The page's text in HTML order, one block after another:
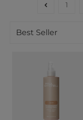
Seite
1